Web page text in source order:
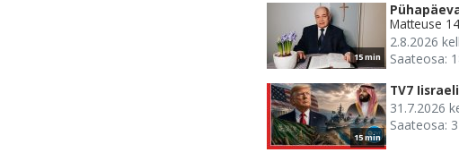
15 min
Matteuse
2.8.2026
Saateosa:
15 min
TV7
31.7.2026
Saateosa: